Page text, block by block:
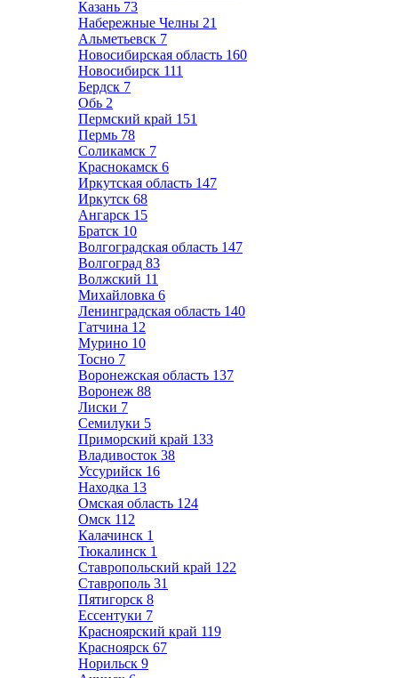
Казань 73
Набережные Челны 21
Альметьевск 7
Новосибирская область 160
Новосибирск 111
Бердск 7
Обь 2
Пермский край 151
Пермь 78
Соликамск 7
Краснокамск 6
Иркутская область 147
Иркутск 68
Ангарск 15
Братск 10
Волгоградская область 147
Волгоград 83
Волжский 11
Михайловка 6
Ленинградская область 140
Гатчина 12
Мурино 10
Тосно 7
Воронежская область 137
Воронеж 88
Лиски 7
Семилуки 5
Приморский край 133
Владивосток 38
Уссурийск 16
Находка 13
Омская область 124
Омск 112
Калачинск 1
Тюкалинск 1
Ставропольский край 122
Ставрополь 31
Пятигорск 8
Ессентуки 7
Красноярский край 119
Красноярск 67
Норильск 9